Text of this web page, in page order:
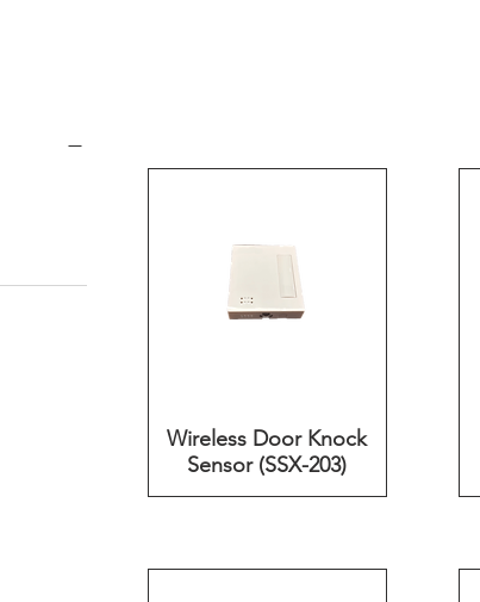
快速瀏覽
Wireless Door Knock
Sensor (SSX-203)